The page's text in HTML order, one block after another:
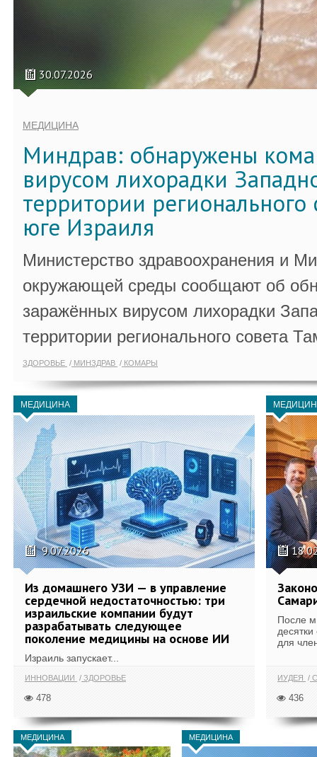
30.07.2026
МЕДИЦИНА
Миндрав: обнаружены
вирусом лихорадки
территории регионального
юге Израиля
Министерство здравоохранения и
окружающей среды сообщают об
заражённых вирусом лихорадки
территории регионального совета
ЗДОРОВЬЕ МИНЗДРАВ КОМАРЫ
МЕДИЦИНА
9.07.2026
Из домашнего УЗИ — в управление
сердечной недостаточностью: три
израильские компании будут
разрабатывать следующее
поколение медицины на основе ИИ
Израиль запускает...
ИННОВАЦИИ ЗДОРОВЬЕ
478
После
для
ИУДЕЯ
436
МЕДИЦИНА МЕДИЦИНА